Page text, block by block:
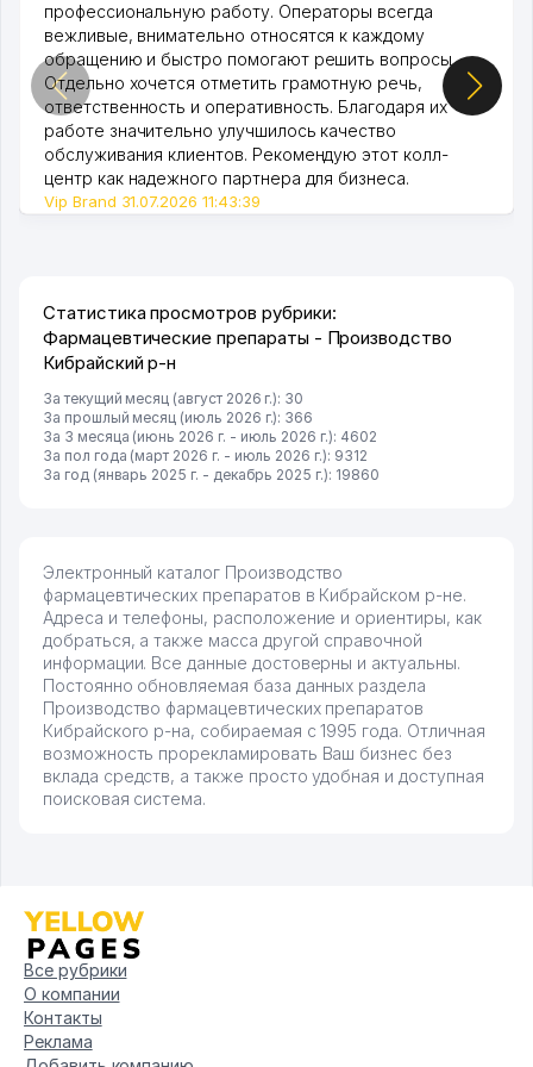
профессиональную работу. Операторы всегда
вежливые, внимательно относятся к каждому
обращению и быстро помогают решить вопросы.
Отдельно хочется отметить грамотную речь,
ответственность и оперативность. Благодаря их
работе значительно улучшилось качество
обслуживания клиентов. Рекомендую этот колл-
центр как надежного партнера для бизнеса.
Vip Brand 31.07.2026 11:43:39
Статистика просмотров рубрики:
Фармацевтические препараты - Производство
Кибрайский р-н
За текущий месяц (август 2026 г.): 30
За прошлый месяц (июль 2026 г.): 366
За 3 месяца (июнь 2026 г. - июль 2026 г.): 4602
За пол года (март 2026 г. - июль 2026 г.): 9312
За год (январь 2025 г. - декабрь 2025 г.): 19860
Электронный каталог Производство
фармацевтических препаратов в Кибрайском р-не.
Адреса и телефоны, расположение и ориентиры, как
добраться, а также масса другой справочной
информации. Все данные достоверны и актуальны.
Постоянно обновляемая база данных раздела
Производство фармацевтических препаратов
Кибрайского р-на, собираемая с 1995 года. Отличная
возможность прорекламировать Ваш бизнес без
вклада средств, а также просто удобная и доступная
поисковая система.
Все рубрики
О компании
Контакты
Реклама